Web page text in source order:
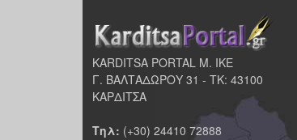
KARDITSA PORTAL Μ. ΙΚΕ
Γ. ΒΑΛΤΑΔΩΡΟΥ 31 - ΤΚ: 43100
ΚΑΡΔΙΤΣΑ
Τηλ: (+30) 24410 72888